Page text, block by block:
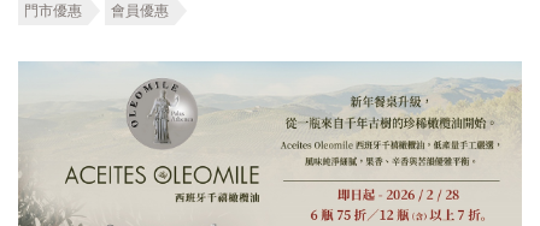
門市優惠 會員優惠